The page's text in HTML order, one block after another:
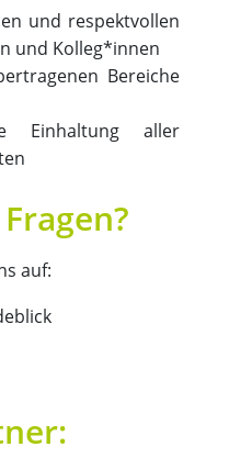
und respektvollen
und Kolleg*innen
Bereiche
aller
auf: